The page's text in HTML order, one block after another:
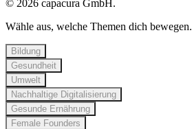
© 2026 capacura GmbH.
Wähle aus, welche Themen dich bewegen.
Bildung
Gesundheit
Umwelt
Nachhaltige Digitalisierung
Gesunde Ernährung
Female Founders